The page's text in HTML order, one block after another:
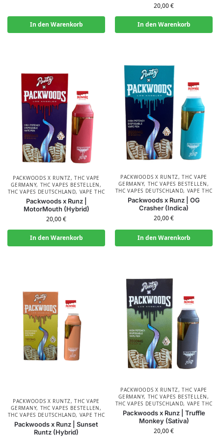
In den Warenkorb
20,00€
In den Warenkorb
PACKWOODS X RUNTZ,THC VAPE
GERMANY, THC VAPES BESTELLEN,
THC VAPES DEUTSCHLAND, VAPE THC
Packwoods x Runz |
MotorMouth (Hybrid)
20,00€
In den Warenkorb
PACKWOODS X RUNTZ,THC VAPE
GERMANY, THC VAPES BESTELLEN,
THC VAPES DEUTSCHLAND, VAPE THC
Packwoods x Runz | OG
Crasher (Indica)
20,00€
In den Warenkorb
PACKWOODS X RUNTZ,THC VAPE
GERMANY, THC VAPES BESTELLEN,
THC VAPES DEUTSCHLAND, VAPE THC
Packwoods x Runz | Sunset
Runtz (Hybrid)
PACKWOODS X RUNTZ,THC VAPE
GERMANY, THC VAPES BESTELLEN,
THC VAPES DEUTSCHLAND, VAPE THC
Packwoods x Runz | Truffle
Monkey (Sativa)
20,00€